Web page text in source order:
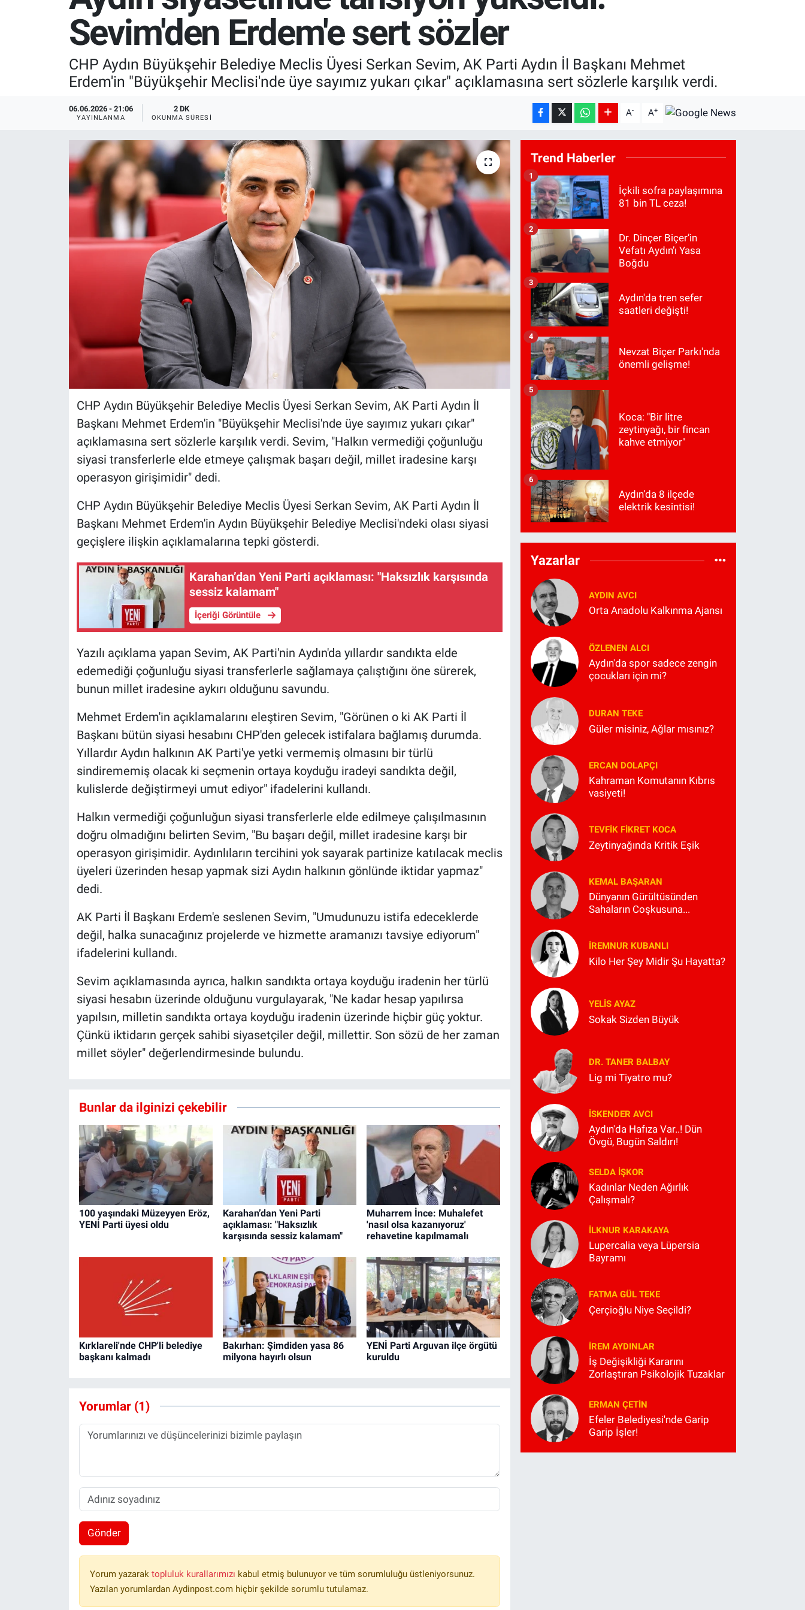
Sevim'den Erdem'e sert sözler
CHP Aydın Büyükşehir Belediye Meclis Üyesi Serkan Sevim, AK Parti Aydın İl Başkanı Mehmet
Erdem'in "Büyükşehir Meclisi'nde üye sayımız yukarı çıkar" açıklamasına sert sözlerle karşılık verdi.
06.06.2026 - 21:06
YAYINLANMA
2 DK
OKUNMA SÜRESI A- A+
CHP Aydın Büyükşehir Belediye Meclis Üyesi Serkan Sevim, AK Parti Aydın İl
Başkanı Mehmet Erdem'in "Büyükşehir Meclisi'nde üye sayımız yukarı çıkar"
açıklamasına sert sözlerle karşılık verdi. Sevim, "Halkın vermediği çoğunluğu
siyasi transferlerle elde etmeye çalışmak başarı değil, millet iradesine karşı
operasyon girişimidir" dedi.
CHP Aydın Büyükşehir Belediye Meclis Üyesi Serkan Sevim, AK Parti Aydın İl
Başkanı Mehmet Erdem'in Aydın Büyükşehir Belediye Meclisi'ndeki olası siyasi
geçişlere ilişkin açıklamalarına tepki gösterdi.
Karahan’dan Yeni Parti açıklaması: "Haksızlık karşısında
sessiz kalamam"
İçeriği Görüntüle
Yazılı açıklama yapan Sevim, AK Parti'nin Aydın'da yıllardır sandıkta elde
edemediği çoğunluğu siyasi transferlerle sağlamaya çalıştığını öne sürerek,
bunun millet iradesine aykırı olduğunu savundu.
Mehmet Erdem'in açıklamalarını eleştiren Sevim, "Görünen o ki AK Parti İl
Başkanı bütün siyasi hesabını CHP'den gelecek istifalara bağlamış durumda.
Yıllardır Aydın halkının AK Parti'ye yetki vermemiş olmasını bir türlü
sindirememiş olacak ki seçmenin ortaya koyduğu iradeyi sandıkta değil,
kulislerde değiştirmeyi umut ediyor" ifadelerini kullandı.
Halkın vermediği çoğunluğun siyasi transferlerle elde edilmeye çalışılmasının
doğru olmadığını belirten Sevim, "Bu başarı değil, millet iradesine karşı bir
operasyon girişimidir. Aydınlıların tercihini yok sayarak partinize katılacak meclis
üyeleri üzerinden hesap yapmak sizi Aydın halkının gönlünde iktidar yapmaz"
dedi.
AK Parti İl Başkanı Erdem'e seslenen Sevim, "Umudunuzu istifa edeceklerde
değil, halka sunacağınız projelerde ve hizmette aramanızı tavsiye ediyorum"
ifadelerini kullandı.
Sevim açıklamasında ayrıca, halkın sandıkta ortaya koyduğu iradenin her türlü
siyasi hesabın üzerinde olduğunu vurgulayarak, "Ne kadar hesap yapılırsa
yapılsın, milletin sandıkta ortaya koyduğu iradenin üzerinde hiçbir güç yoktur.
Çünkü iktidarın gerçek sahibi siyasetçiler değil, millettir. Son sözü de her zaman
millet söyler" değerlendirmesinde bulundu.
Bunlar da ilginizi çekebilir
100 yaşındaki Müzeyyen Eröz,
YENİ Parti üyesi oldu
Karahan’dan Yeni Parti
açıklaması: "Haksızlık
karşısında sessiz kalamam"
Muharrem İnce: Muhalefet
'nasıl olsa kazanıyoruz'
rehavetine kapılmamalı
Kırklareli'nde CHP'li belediye
başkanı kalmadı
Bakırhan: Şimdiden yasa 86
milyona hayırlı olsun
YENİ Parti Arguvan ilçe örgütü
kuruldu
Yorumlar (1)
Gönder
Yorum yazarak topluluk kurallarımızı kabul etmiş bulunuyor ve tüm sorumluluğu üstleniyorsunuz.
Yazılan yorumlardan Aydinpost.com hiçbir şekilde sorumlu tutulamaz.
Trend Haberler
İçkili sofra paylaşımına
81 bin TL ceza!
1
Dr. Dinçer Biçer’in
Vefatı Aydın’ı Yasa
Boğdu
2
Aydın'da tren sefer
saatleri değişti!
3
Nevzat Biçer Parkı'nda
önemli gelişme!
4
Koca: "Bir litre
zeytinyağı, bir fincan
kahve etmiyor"
5
Aydın’da 8 ilçede
elektrik kesintisi!
6
Yazarlar
AYDIN AVCI
Orta Anadolu Kalkınma Ajansı
ÖZLENEN ALCI
Aydın'da spor sadece zengin
çocukları için mi?
DURAN TEKE
Güler misiniz, Ağlar mısınız?
ERCAN DOLAPÇI
Kahraman Komutanın Kıbrıs
vasiyeti!
TEVFIK FIKRET KOCA
Zeytinyağında Kritik Eşik
KEMAL BAŞARAN
Dünyanın Gürültüsünden
Sahaların Coşkusuna...
İREMNUR KUBANLI
Kilo Her Şey Midir Şu Hayatta?
YELIS AYAZ
Sokak Sizden Büyük
DR. TANER BALBAY
Lig mi Tiyatro mu?
İSKENDER AVCI
Aydın'da Hafıza Var..! Dün
Övgü, Bugün Saldırı!
SELDA İŞKOR
Kadınlar Neden Ağırlık
Çalışmalı?
İLKNUR KARAKAYA
Lupercalia veya Lüpersia
Bayramı
FATMA GÜL TEKE
Çerçioğlu Niye Seçildi?
İREM AYDINLAR
İş Değişikliği Kararını
Zorlaştıran Psikolojik Tuzaklar
ERMAN ÇETIN
Efeler Belediyesi'nde Garip
Garip İşler!